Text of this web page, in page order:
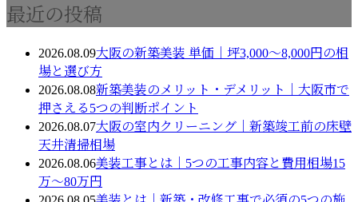
最近の投稿
2026.08.09大阪の新築美装 単価｜坪3,000〜8,000円の相
場と選び方
2026.08.08新築美装のメリット・デメリット｜大阪市で
押さえる5つの判断ポイント
2026.08.07大阪の室内クリーニング｜新築竣工前の床壁
天井清掃相場
2026.08.06美装工事とは｜5つの工事内容と費用相場15
万〜80万円